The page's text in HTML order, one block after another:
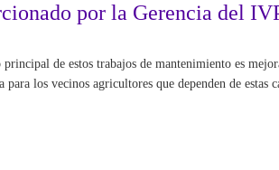
por la Gerencia del
de estos trabajos de mantenimiento es
para los vecinos agricultores que dependen de estas